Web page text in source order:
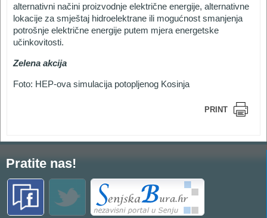
alternativni načini proizvodnje električne energije, alternativne
lokacije za smještaj hidroelektrane ili mogućnost smanjenja
potrošnje električne energije putem mjera energetske
učinkovitosti.
Zelena akcija
Foto: HEP-ova simulacija potopljenog Kosinja
PRINT
Pratite nas!